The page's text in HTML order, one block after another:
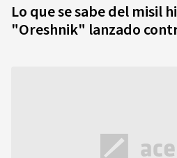
Lo que se sabe del misil
"Oreshnik" lanzado